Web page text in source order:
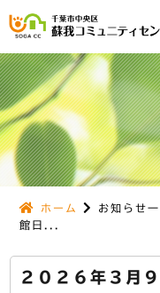
ホーム お知らせ
館日...
２０２６年３月